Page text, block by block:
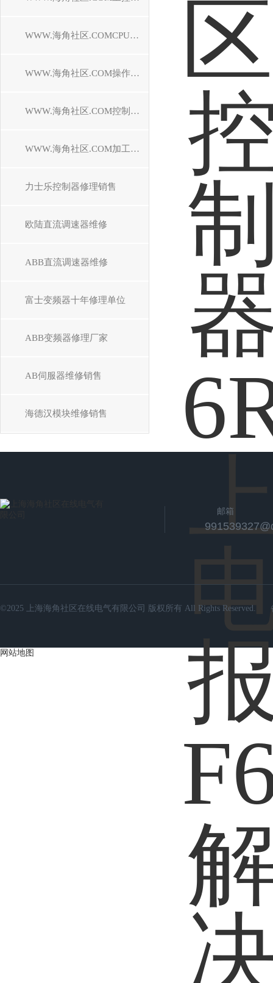
WWW.海角社区.COMCPU模块维修中心
WWW.海角社区.COM操作面板维修
WWW.海角社区.COM控制器维修
WWW.海角社区.COM加工中心维修
力士乐控制器修理销售
欧陆直流调速器维修
ABB直流调速器维修
富士变频器十年修理单位
ABB变频器修理厂家
AB伺服器维修销售
海德汉模块维修销售
邮箱
©2025 上海海角社区在线电气有限公司 版权所有 All Rights Reserved.
网站地图